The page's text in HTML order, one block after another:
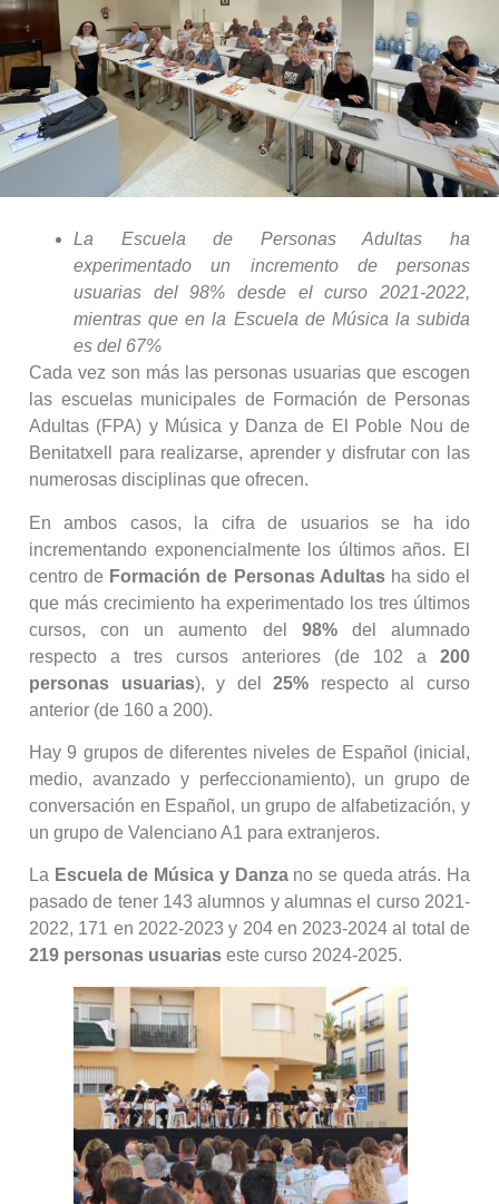
La Escuela de Personas Adultas ha
experimentado un incremento de personas
usuarias del 98% desde el curso 2021-2022,
mientras que en la Escuela de Música la subida
es del 67%
Cada vez son más las personas usuarias que escogen
las escuelas municipales de Formación de Personas
Adultas (FPA) y Música y Danza de El Poble Nou de
Benitatxell para realizarse, aprender y disfrutar con las
numerosas disciplinas que ofrecen.
En ambos casos, la cifra de usuarios se ha ido
incrementando exponencialmente los últimos años. El
centro de Formación de Personas Adultas ha sido el
que más crecimiento ha experimentado los tres últimos
cursos, con un aumento del 98%del alumnado
respecto a tres cursos anteriores (de 102 a 200
personas usuarias), y del25% respecto al curso
anterior (de 160 a 200).
Hay 9 grupos de diferentes niveles de Español (inicial,
medio, avanzado y perfeccionamiento), un grupo de
conversación en Español, un grupo de alfabetización, y
un grupo de Valenciano A1 para extranjeros.
La Escuela de Música y Danzano se queda atrás. Ha
pasado de tener 143 alumnos y alumnas el curso 2021-
2022, 171 en 2022-2023 y 204 en 2023-2024 al total de
219 personas usuarias este curso 2024-2025.